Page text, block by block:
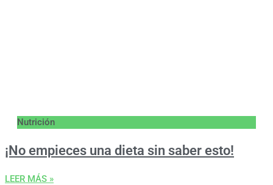
Nutrición
¡No empieces una dieta sin saber esto!
LEER MÁS »